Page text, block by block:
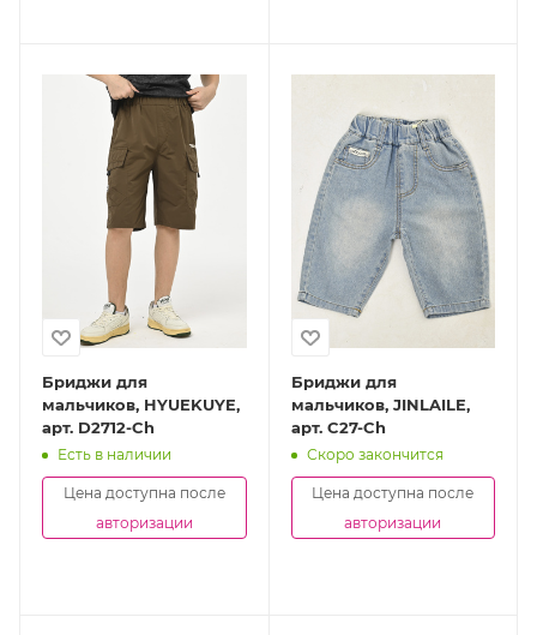
Бриджи для
мальчиков, HYUEKUYE,
арт. D2712-Ch
Есть в наличии
Цена доступна после
авторизации
Бриджи для
мальчиков, JINLAILE,
арт. C27-Ch
Скоро закончится
Цена доступна после
авторизации